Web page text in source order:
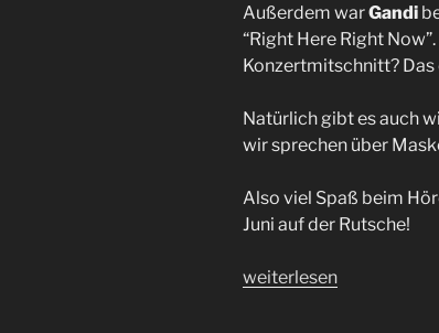
Außerdem warGandi
“Right Here Right
Konzertmitschnitt? Das
Natürlich gibt es auch
wir sprechen über
Also viel Spaß beim
Juni auf der Rutsche!
„Metal
weiterlesen